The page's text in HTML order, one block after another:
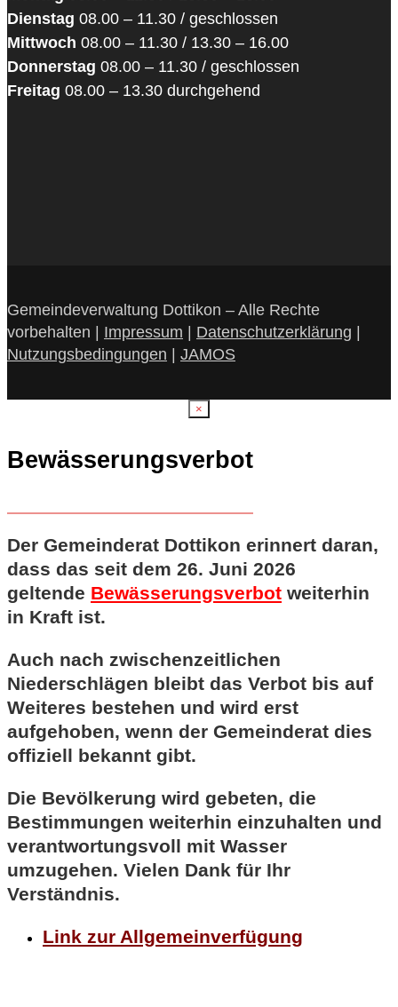
Dienstag 08.00 – 11.30 / geschlossen
Mittwoch 08.00 – 11.30 / 13.30 – 16.00
Donnerstag 08.00 – 11.30 / geschlossen
Freitag 08.00 – 13.30 durchgehend
Gemeindeverwaltung Dottikon – Alle Rechte
vorbehalten | Impressum | Datenschutzerklärung |
Nutzungsbedingungen | JAMOS
×
Bewässerungsverbot
Der Gemeinderat Dottikon erinnert daran,
dass das seit dem 26. Juni 2026
geltende Bewässerungsverbot weiterhin
in Kraft ist.
Auch nach zwischenzeitlichen
Niederschlägen bleibt das Verbot bis auf
Weiteres bestehen und wird erst
aufgehoben, wenn der Gemeinderat dies
offiziell bekannt gibt.
Die Bevölkerung wird gebeten, die
Bestimmungen weiterhin einzuhalten und
verantwortungsvoll mit Wasser
umzugehen. Vielen Dank für Ihr
Verständnis.
Link zur Allgemeinverfügung